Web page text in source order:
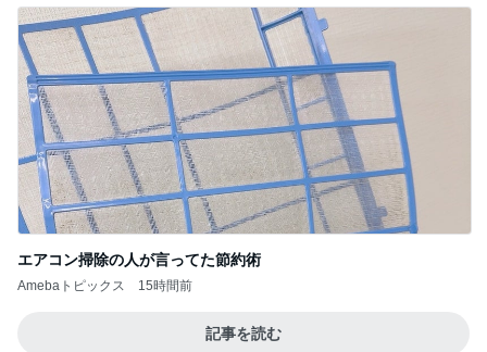
エアコン掃除の人が言ってた節約術
Amebaトピックス 15時間前
記事を読む
Amebaトピックス 1日前